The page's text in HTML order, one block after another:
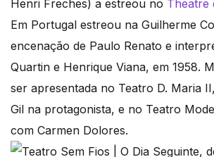
Henri Freches) a estreou no Theatre
Em Portugal estreou na Guilherme
encenação de Paulo Renato e
Quartin e Henrique Viana, em 1958.
ser apresentada no Teatro D. Maria
Gil na protagonista, e no Teatro
com Carmen Dolores.